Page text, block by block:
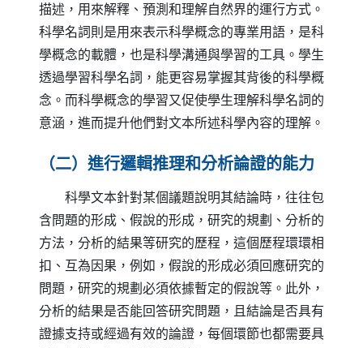
描述，用來解釋、預測和理解自然界的運行方式。
科學名詞則是用來表示科學概念的專業用語，是科
學概念的載體，也是科學溝通與學習的工具。學生
透過學習科學名詞，能更容易掌握其背後的科學概
念。而科學概念的學習又促使學生理解科學名詞的
意涵，進而提升他們對文本所述科學內容的理解。
（二）進行邏輯推理和分析論證的能力
科學文本針對某個議題說明其結論時，往往包
含問題的形成、假說的形成，研究的規劃、分析的
方法，分析的結果等研究的歷程，這個歷程環環相
扣、互為因果，例如，假說的形成必須回應研究的
問題，研究的規劃必須依據暫定的假說等。此外，
分析的結果是否能回答研究問題，且結論是否具有
證據支持或經過有效的論證，每個環節也都需要具